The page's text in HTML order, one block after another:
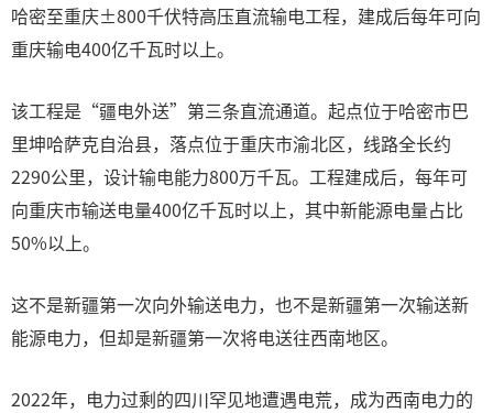
哈密至重庆±800千伏特高压直流输电工程，建成后每年可向
重庆输电400亿千瓦时以上。
该工程是“疆电外送”第三条直流通道。起点位于哈密市巴
里坤哈萨克自治县，落点位于重庆市渝北区，线路全长约
2290公里，设计输电能力800万千瓦。工程建成后，每年可
向重庆市输送电量400亿千瓦时以上，其中新能源电量占比
50%以上。
这不是新疆第一次向外输送电力，也不是新疆第一次输送新
能源电力，但却是新疆第一次将电送往西南地区。
2022年，电力过剩的四川罕见地遭遇电荒，成为西南电力的